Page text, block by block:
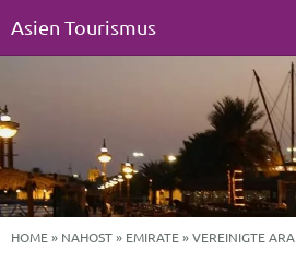
Asien Tourismus
HOME» NAHOST» EMIRATE»VEREINIGTE